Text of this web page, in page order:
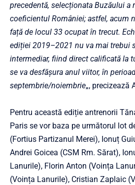
precedentă, selecționata Buzăului a
coeficientul României; astfel, acum
față de locul 33 ocupat în trecut.
ediției 2019–2021 nu va mai trebui
intermediar, fiind direct calificată la
se va desfășura anul viitor, în
septembrie/noiembrie„, precizează
Pentru această ediție antrenorii
Paris se vor baza pe următorul lot
(Fortius Partizanul Merei), Ionuț
Andrei Goicea (CSM Rm. Sărat),
Lanurile), Florin Anton (Voința
(Voința Lanurile), Cristian Zaplaic